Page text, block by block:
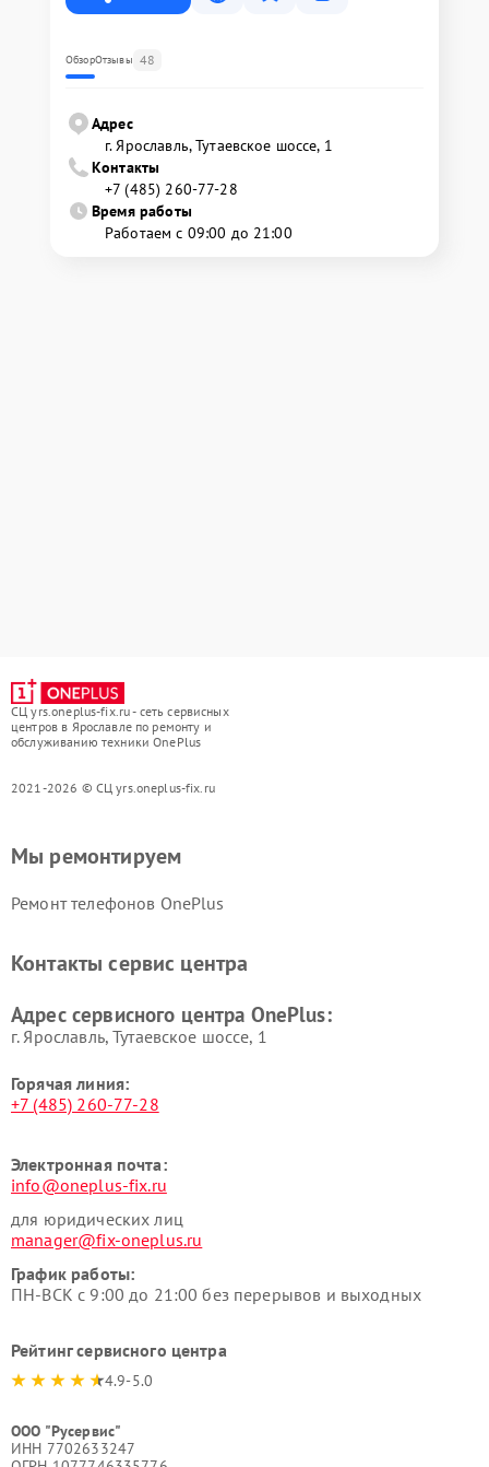
ОбзорОтзывы 48
Адрес
г. Ярославль, Тутаевское шоссе, 1
Контакты
+7 (485) 260-77-28
Время работы
Работаем с 09:00 до 21:00
СЦ yrs.oneplus-fix.ru - сеть сервисных
центров в Ярославле по ремонту и
обслуживанию техники OnePlus
2021-2026 © СЦ yrs.oneplus-fix.ru
Мы ремонтируем
Ремонт телефонов OnePlus
Контакты сервис центра
Адрес сервисного центра OnePlus:
г. Ярославль, Тутаевское шоссе, 1
Горячая линия:
+7 (485) 260-77-28
Электронная почта:
info@oneplus-fix.ru
для юридических лиц
manager@fix-oneplus.ru
График работы:
ПН-ВСК с 9:00 до 21:00 без перерывов и выходных
Рейтинг сервисного центра
4.9-5.0
ООО "Русервис"
ИНН 7702633247